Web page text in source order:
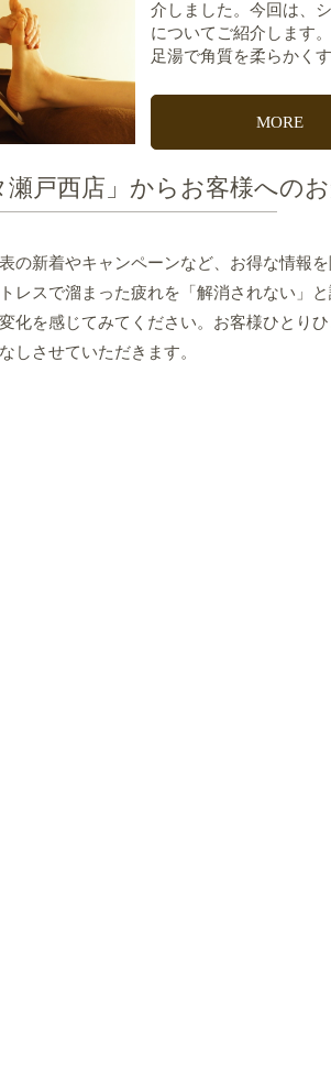
介しました。今回は、
についてご紹介します
足湯で角質を柔らかく
MORE
瀬戸西店」からお客様への
の新着やキャンペーンなど、お得な情報
レスで溜まった疲れを「解消されない」
化を感じてみてください。お客様ひとり
しさせていただきます。